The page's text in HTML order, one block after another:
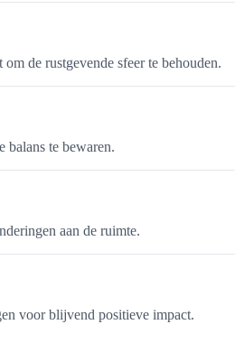
de rustgevende sfeer te behouden.
balans te bewaren.
aan de ruimte.
voor blijvend positieve impact.